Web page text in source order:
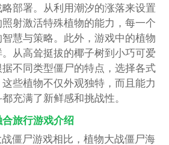
部署。从利用潮汐的涨落来设置
射激活特殊植物的能力，每一个
慧与策略。此外，游戏中的植物
从高耸挺拔的椰子树到小巧可爱
不同类型僵尸的特点，选择各式
些植物不仅外观独特，而且能力
充满了新鲜感和挑战性。
旅行游戏介绍
僵尸游戏相比，植物大战僵尸海